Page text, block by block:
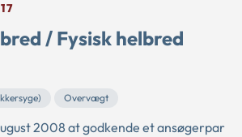
/ Fysisk helbred
Overvægt
2008 at godkende et ansøgerpar